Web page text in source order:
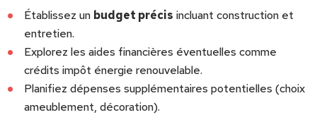
Établissez un budget précis incluant construction et
entretien.
Explorez les aides financières éventuelles comme
crédits impôt énergie renouvelable.
Planifiez dépenses supplémentaires potentielles (choix
ameublement, décoration).